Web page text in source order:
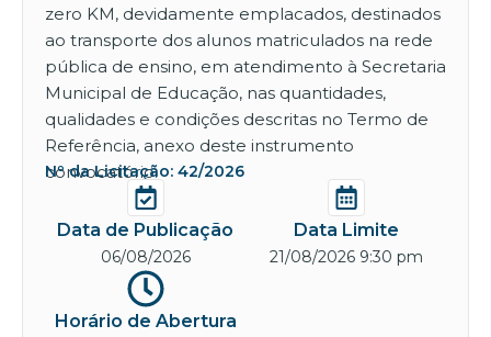
zero KM, devidamente emplacados, destinados
ao transporte dos alunos matriculados na rede
pública de ensino, em atendimento à Secretaria
Municipal de Educação, nas quantidades,
qualidades e condições descritas no Termo de
Referência, anexo deste instrumento
convocatório.
Nº da Licitação: 42/2026
Data de Publicação
06/08/2026
Data Limite
21/08/2026 9:30 pm
Horário de Abertura